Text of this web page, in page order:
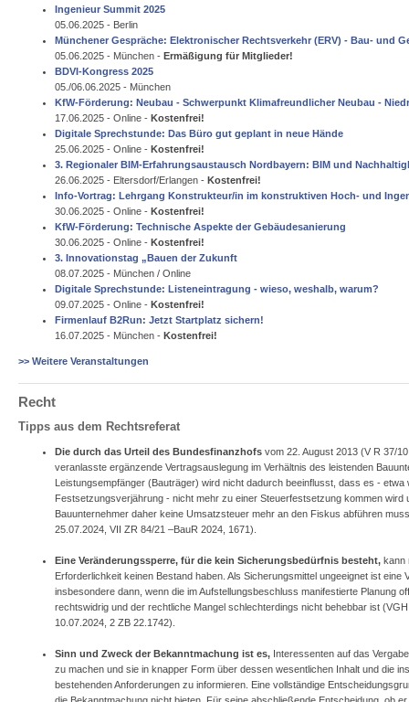
Ingenieur Summit 2025
05.06.2025 - Berlin
Münchener Gespräche: Elektronischer Rechtsverkehr (ERV) - Bau- und
05.06.2025 - München - Ermäßigung für Mitglieder!
BDVI-Kongress 2025
05./06.06.2025 - München
KfW-Förderung: Neubau - Schwerpunkt Klimafreundlicher Neubau -
17.06.2025 - Online - Kostenfrei!
Digitale Sprechstunde: Das Büro gut geplant in neue Hände
25.06.2025 - Online - Kostenfrei!
3. Regionaler BIM-Erfahrungsaustausch Nordbayern: BIM und
26.06.2025 - Eltersdorf/Erlangen - Kostenfrei!
Info-Vortrag: Lehrgang Konstrukteur/in im konstruktiven Hoch- und
30.06.2025 - Online - Kostenfrei!
KfW-Förderung: Technische Aspekte der Gebäudesanierung
30.06.2025 - Online - Kostenfrei!
3. Innovationstag „Bauen der Zukunft
08.07.2025 - München / Online
Digitale Sprechstunde: Listeneintragung - wieso, weshalb, warum?
09.07.2025 - Online - Kostenfrei!
Firmenlauf B2Run: Jetzt Startplatz sichern!
16.07.2025 - München - Kostenfrei!
>> Weitere Veranstaltungen
Recht
Tipps aus dem Rechtsreferat
Die durch das Urteil des Bundesfinanzhofs vom 22. August 2013 (V R 37/
veranlasste ergänzende Vertragsauslegung im Verhältnis des leistenden
Leistungsempfänger (Bauträger) wird nicht dadurch beeinflusst, dass es - etwa
Festsetzungsverjährung - nicht mehr zu einer Steuerfestsetzung kommen wird
Bauunternehmer daher keine Umsatzsteuer mehr an den Fiskus abführen
25.07.2024, VII ZR 84/21 –BauR 2024, 1671).
Eine Veränderungssperre, für die kein Sicherungsbedürfnis besteht, kann
Erforderlichkeit keinen Bestand haben. Als Sicherungsmittel ungeeignet ist eine
insbesondere dann, wenn die im Aufstellungsbeschluss manifestierte Planung
rechtswidrig und der rechtliche Mangel schlechterdings nicht behebbar ist
10.07.2024, 2 ZB 22.1742).
Sinn und Zweck der Bekanntmachung ist es, Interessenten auf das
zu machen und sie in knapper Form über dessen wesentlichen Inhalt und die
bestehenden Anforderungen zu informieren. Eine vollständige